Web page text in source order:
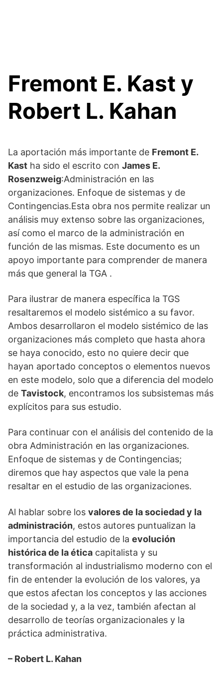
Fremont E. Kast y
Robert L. Kahan
La aportación más importante de Fremont E.
Kast ha sido el escrito con James E.
Rosenzweig:Administración en las
organizaciones. Enfoque de sistemas y de
Contingencias.Esta obra nos permite realizar un
análisis muy extenso sobre las organizaciones,
así como el marco de la administración en
función de las mismas. Este documento es un
apoyo importante para comprender de manera
más que general la TGA .
Para ilustrar de manera específica la TGS
resaltaremos el modelo sistémico a su favor.
Ambos desarrollaron el modelo sistémico de las
organizaciones más completo que hasta ahora
se haya conocido, esto no quiere decir que
hayan aportado conceptos o elementos nuevos
en este modelo, solo que a diferencia del modelo
de Tavistock, encontramos los subsistemas más
explícitos para sus estudio.
Para continuar con el análisis del contenido de la
obra Administración en las organizaciones.
Enfoque de sistemas y de Contingencias;
diremos que hay aspectos que vale la pena
resaltar en el estudio de las organizaciones.
Al hablar sobre los valores de la sociedad y la
administración, estos autores puntualizan la
importancia del estudio de la evolución
histórica de la ética capitalista y su
transformación al industrialismo moderno con el
fin de entender la evolución de los valores, ya
que estos afectan los conceptos y las acciones
de la sociedad y, a la vez, también afectan al
desarrollo de teorías organizacionales y la
práctica administrativa.
– Robert L. Kahan